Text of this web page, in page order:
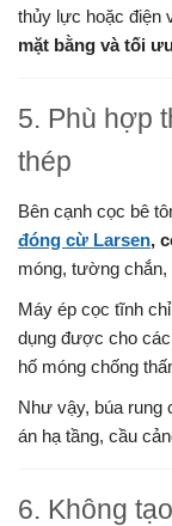
thủy lực hoặc điện
mặt bằng và tối
5. Phù hợp
thép
Bên cạnh cọc bê
đóng cừ Larsen,
móng, tường
Máy ép cọc tĩnh
dụng được cho
hố móng chống
Như vậy, búa rung
án hạ tầng, cầu
6. Không